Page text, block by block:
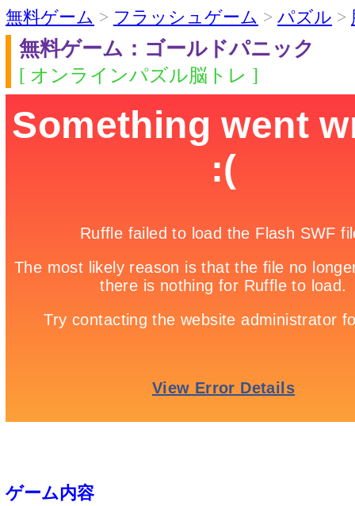
無料ゲーム > フラッシュゲーム > パズル >
無料ゲーム：ゴールドパニック
[ オンラインパズル脳トレ ]
ゲーム内容